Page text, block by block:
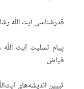
قدرشناسی آیت الله
پیام تسلیت آیت
فیاض
تبیین اندیشه‌های